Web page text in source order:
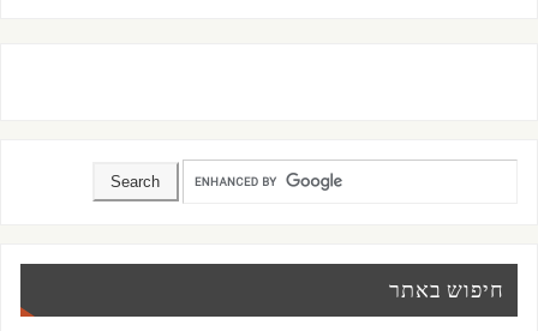
חיפוש באתר